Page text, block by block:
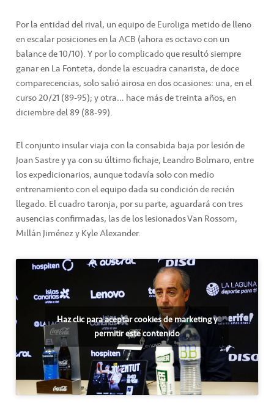
Por la entidad del rival, un equipo de Euroliga metido de lleno
en escalar posiciones en la ACB (ahora es octavo con un
balance de 10/10). Y por lo complicado que resultó siempre
ganar en La Fonteta, donde la escuadra canarista, de doce
comparecencias, solo salió airosa en dos ocasiones: una, en el
curso 20/21 (89-95); y otra… hace más de treinta años, en
diciembre del 89 (88-99).
El conjunto insular viaja con la consabida baja por lesión de
Joan Sastre y ya con su último fichaje, Leandro Bolmaro, entre
los expedicionarios, aunque todavía solo con medio
entrenamiento con el equipo dada su condición de recién
llegado. El cuadro taronja, por su parte, aguardará con tres
ausencias confirmadas, las de los lesionados Van Rossom,
Millán Jiménez y Kyle Alexander.
Haz clic para aceptar cookies de marketing y
permitir este contenido